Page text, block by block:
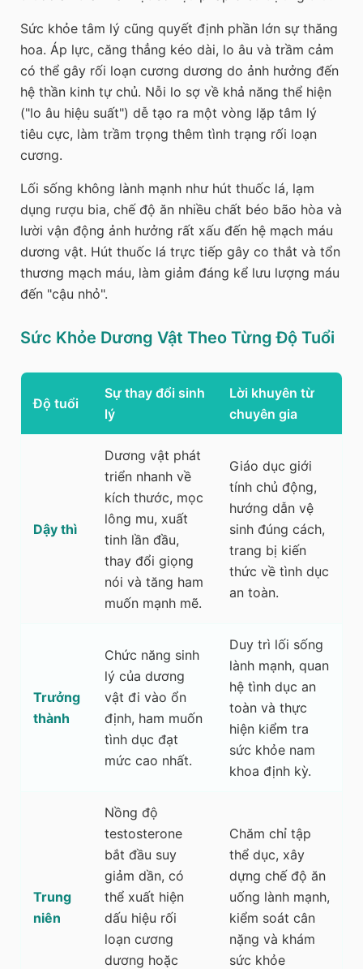
Sức khỏe tâm lý cũng quyết định phần lớn sự thăng
hoa. Áp lực, căng thẳng kéo dài, lo âu và trầm cảm
có thể gây rối loạn cương dương do ảnh hưởng đến
hệ thần kinh tự chủ. Nỗi lo sợ về khả năng thể hiện
("lo âu hiệu suất") dễ tạo ra một vòng lặp tâm lý
tiêu cực, làm trầm trọng thêm tình trạng rối loạn
cương.
Lối sống không lành mạnh như hút thuốc lá, lạm
dụng rượu bia, chế độ ăn nhiều chất béo bão hòa và
lười vận động ảnh hưởng rất xấu đến hệ mạch máu
dương vật. Hút thuốc lá trực tiếp gây co thắt và tổn
thương mạch máu, làm giảm đáng kể lưu lượng máu
đến "cậu nhỏ".
Sức Khỏe Dương Vật Theo Từng Độ Tuổi
Độ tuổi
Sự thay đổi sinh
lý
Lời khuyên từ
chuyên gia
Dậy thì
Dương vật phát
triển nhanh về
kích thước, mọc
lông mu, xuất
tinh lần đầu,
thay đổi giọng
nói và tăng ham
muốn mạnh mẽ.
Giáo dục giới
tính chủ động,
hướng dẫn vệ
sinh đúng cách,
trang bị kiến
thức về tình dục
an toàn.
Trưởng
thành
Chức năng sinh
lý của dương
vật đi vào ổn
định, ham muốn
tình dục đạt
mức cao nhất.
Duy trì lối sống
lành mạnh, quan
hệ tình dục an
toàn và thực
hiện kiểm tra
sức khỏe nam
khoa định kỳ.
Trung
niên
Nồng độ
testosterone
bắt đầu suy
giảm dần, có
thể xuất hiện
dấu hiệu rối
loạn cương
dương hoặc
Chăm chỉ tập
thể dục, xây
dựng chế độ ăn
uống lành mạnh,
kiểm soát cân
nặng và khám
sức khỏe